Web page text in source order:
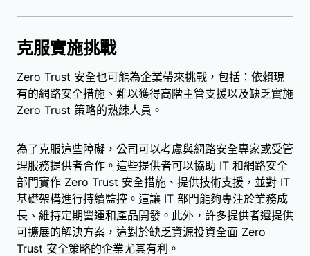
克服實施挑戰
Zero Trust 安全也可能為企業帶來挑戰，包括：依賴現
有的網路安全措施、難以獲得高階主管支援以及缺乏實施
Zero Trust 策略的熟練人員。
為了克服這些障礙，公司可以考慮與網路安全專家或受管
理服務提供者合作。這些提供者可以協助 IT 和網路安全
部門實作 Zero Trust 安全措施、提供技術支援，並對 IT
基礎架構進行持續監控。這讓 IT 部門能夠專注於業務成
長、維持定期營運和產品開發。此外，許多提供者還提供
可擴展的解決方案，這對於缺乏資源投資全面 Zero
Trust 安全策略的企業尤其有利。